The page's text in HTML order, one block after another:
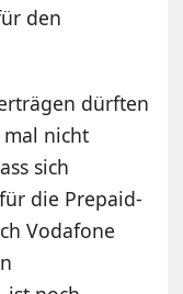
den
dürften
nicht
sich
die Prepaid-
Vodafone